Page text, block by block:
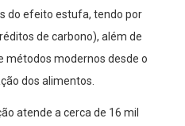
do efeito estufa, tendo por
de carbono), além de
métodos modernos desde o
dos alimentos.
atende a cerca de 16 mil